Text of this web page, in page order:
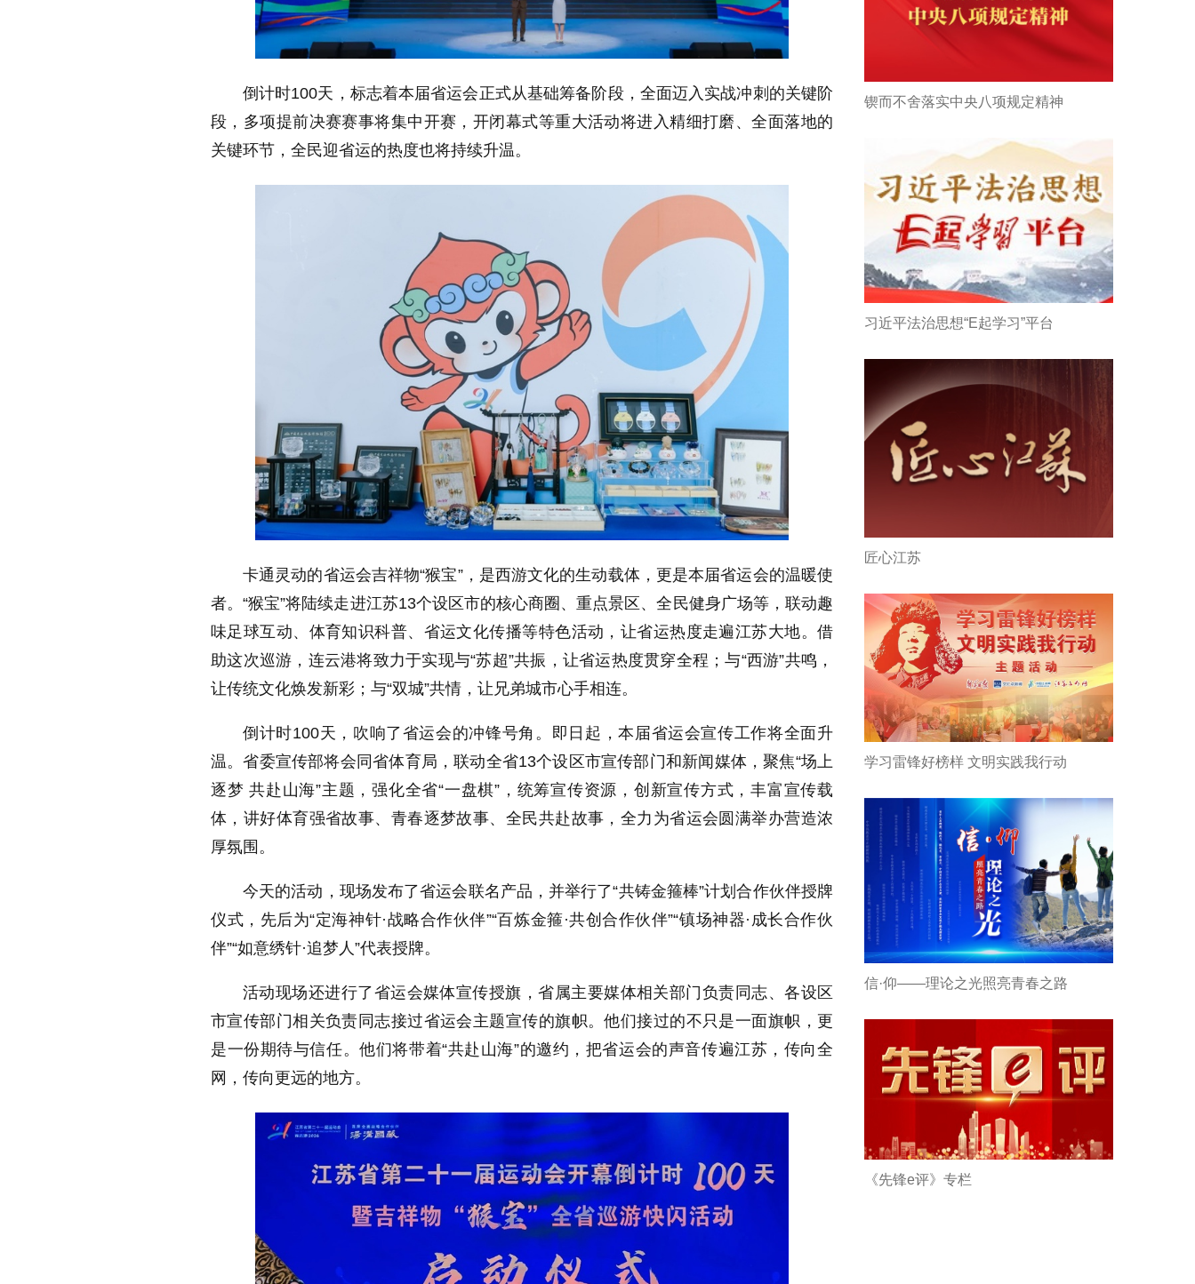
倒计时100天，标志着本届省运会正式从基础筹备阶段，全面迈入实战冲刺的关键阶
段，多项提前决赛赛事将集中开赛，开闭幕式等重大活动将进入精细打磨、全面落地的
关键环节，全民迎省运的热度也将持续升温。
卡通灵动的省运会吉祥物“猴宝”，是西游文化的生动载体，更是本届省运会的温暖使
者。“猴宝”将陆续走进江苏13个设区市的核心商圈、重点景区、全民健身广场等，联动趣
味足球互动、体育知识科普、省运文化传播等特色活动，让省运热度走遍江苏大地。借
助这次巡游，连云港将致力于实现与“苏超”共振，让省运热度贯穿全程；与“西游”共鸣，
让传统文化焕发新彩；与“双城”共情，让兄弟城市心手相连。
倒计时100天，吹响了省运会的冲锋号角。即日起，本届省运会宣传工作将全面升
温。省委宣传部将会同省体育局，联动全省13个设区市宣传部门和新闻媒体，聚焦“场上
逐梦 共赴山海”主题，强化全省“一盘棋”，统筹宣传资源，创新宣传方式，丰富宣传载
体，讲好体育强省故事、青春逐梦故事、全民共赴故事，全力为省运会圆满举办营造浓
厚氛围。
今天的活动，现场发布了省运会联名产品，并举行了“共铸金箍棒”计划合作伙伴授牌
仪式，先后为“定海神针·战略合作伙伴”“百炼金箍·共创合作伙伴”“镇场神器·成长合作伙
伴”“如意绣针·追梦人”代表授牌。
活动现场还进行了省运会媒体宣传授旗，省属主要媒体相关部门负责同志、各设区
市宣传部门相关负责同志接过省运会主题宣传的旗帜。他们接过的不只是一面旗帜，更
是一份期待与信任。他们将带着“共赴山海”的邀约，把省运会的声音传遍江苏，传向全
网，传向更远的地方。
锲而不舍落实中央八项规定精神
习近平法治思想“E起学习”平台
匠心江苏
学习雷锋好榜样 文明实践我行动
信·仰——理论之光照亮青春之路
《先锋e评》专栏